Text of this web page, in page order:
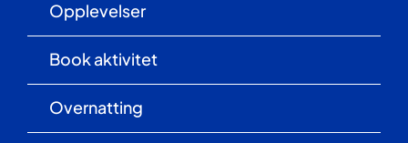
Opplevelser
Book aktivitet
Overnatting